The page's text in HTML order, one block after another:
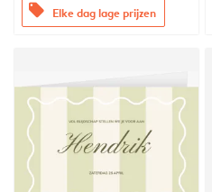
offers Elke dag lage prijzen